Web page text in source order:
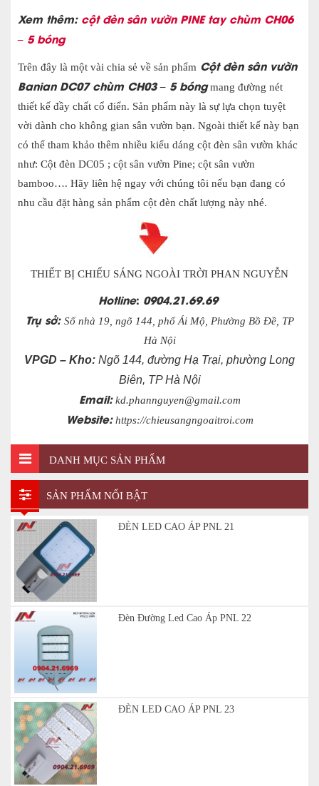
Xem thêm: cột đèn sân vườn PINE tay chùm CH06
– 5 bóng
Trên đây là một vài chia sẻ về sản phẩm Cột đèn sân vườn
Banian DC07 chùm CH03 – 5 bóngmang đường nét
thiết kế đầy chất cổ điển. Sản phẩm này là sự lựa chọn tuyệt
vời dành cho không gian sân vườn bạn. Ngoài thiết kế này bạn
có thể tham khảo thêm nhiều kiểu dáng cột đèn sân vườn khác
như: Cột đèn DC05 ; cột sân vườn Pine; cột sân vườn
bamboo…. Hãy liên hệ ngay với chúng tôi nếu bạn đang có
nhu cầu đặt hàng sản phẩm cột đèn chất lượng này nhé.
THIẾT BỊ CHIẾU SÁNG NGOÀI TRỜI PHAN NGUYỄN
Hotline: 0904.21.69.69
Trụ sở: Số nhà 19, ngõ 144, phố Ái Mộ, Phường Bồ Đề, TP
Hà Nội
VPGD – Kho: Ngõ 144, đường Hạ Trại, phường Long
Biên, TP Hà Nội
Email:kd.phannguyen@gmail.com
Website:https://chieusangngoaitroi.com
DANH MỤC SẢN PHẨM
SẢN PHẨM NỔI BẬT
ĐÈN LED CAO ÁP PNL 21
Đèn Đường Led Cao Áp PNL 22
ĐÈN LED CAO ÁP PNL 23